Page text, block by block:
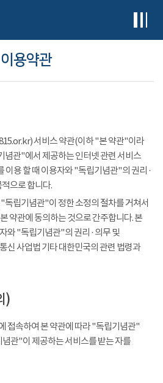
이용약관
서비스 약관(이하 "본 약관"이라
념관"에서 제공하는 인터넷 관련 서비스
용 할 때 이용자와 "독립기념관"의 권리 ·
으로 합니다.
독립기념관"이 정한 소정의 절차를 거쳐서
약관에 동의하는 것으로 간주합니다. 본
와 "독립기념관"의 권리 · 의무 및
신 사업법 기타 대한민국의 관련 법령과
)
접속하여 본 약관에 따라 "독립기념관"
관"이 제공하는 서비스를 받는 자를